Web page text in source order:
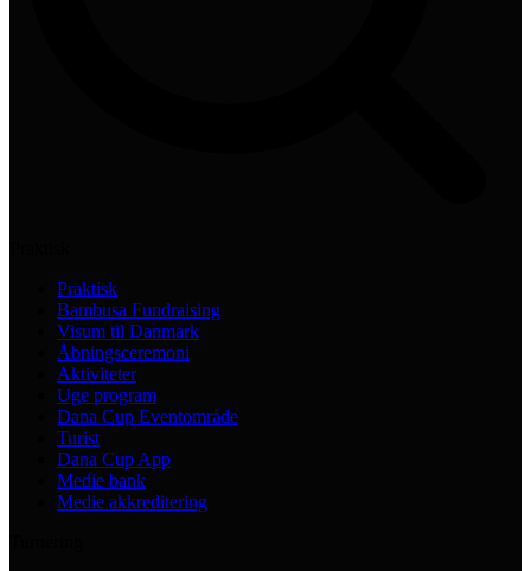
Praktisk
Bambusa Fundraising
Visum til Danmark
Åbningsceremoni
Aktiviteter
Uge program
Dana Cup Eventområde
Turist
Dana Cup App
Medie bank
Medie akkreditering